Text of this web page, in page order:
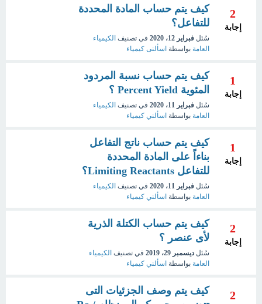
2
إجابة
كيف يتم حساب المادة المحددة
للتفاعل؟
سُئل فبراير 12، 2020 في تصنيف الكيمياء
العامة بواسطة اسألنى كيمياء
1
إجابة
كيف يتم حساب نسبة المردود
المئوية Percent Yield ؟
سُئل فبراير 11، 2020 في تصنيف الكيمياء
العامة بواسطة اسألني كيمياء
1
إجابة
كيف يتم حساب ناتج التفاعل
بناءاً على المادة المحددة
للتفاعل Limiting Reactants؟
سُئل فبراير 11، 2020 في تصنيف الكيمياء
العامة بواسطة اسألني كيمياء
2
إجابة
كيف يتم حساب الكتلة الذرية
لأى عنصر ؟
سُئل ديسمبر 29، 2019 في تصنيف الكيمياء
العامة بواسطة اسألني كيمياء
2
كيف يتم وصف الجزئيات التى